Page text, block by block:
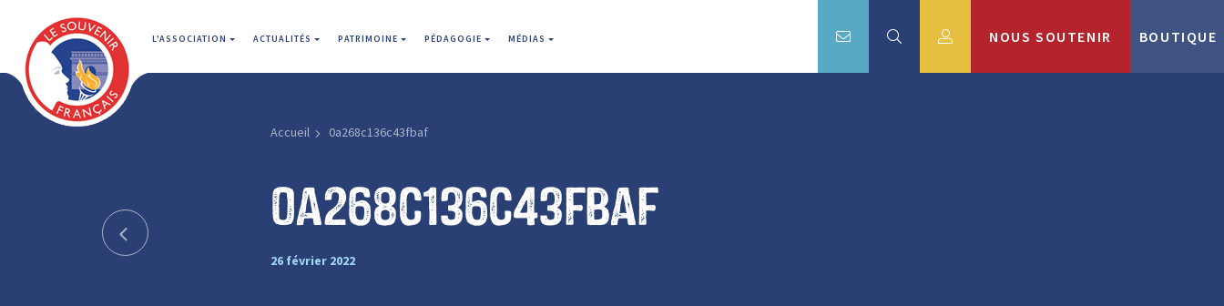
L'ASSOCIATION ACTUALITÉS PATRIMOINE PÉDAGOGIE MÉDIAS NOUS SOUTENIR BOUTIQUE
Accueil 0a268c136c43fbaf
0a268c136c43fbaf
26 février 2022